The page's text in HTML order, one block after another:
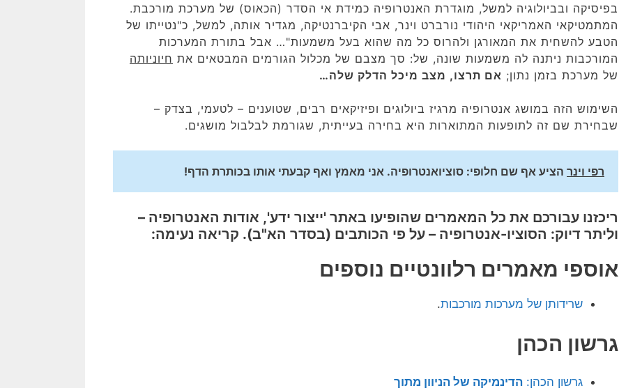
בפיסיקה ובביולוגיה למשל, מוגדרת האנטרופיה כמידת אי הסדר (הכאוס) של מערכת מורכבת.
המתמטיקאי האמריקאי היהודי נורברט וינר, אבי הקיברנטיקה, מגדיר אותה, למשל, כ"נטייתו של
הטבע להשחית את המאורגן ולהרוס כל מה שהוא בעל משמעות"… אבל בתורת המערכות
המורכבות ניתנה לה משמעות שונה, של: סך מצבם של מכלול הגורמים המבטאים את חיוניותה
של מערכת בזמן נתון; אם תרצו, מצב מיכל הדלק שלה…
השימוש הזה במושג אנטרופיה מרגיז ביולוגים ופיזיקאים רבים, שטוענים – לטעמי, בצדק –
שבחירת שם זה לתופעות המתוארות היא בחירה בעייתית, שגורמת לבלבול מושגים.
רפי וינר הציע אף שם חלופי: סוציואנטרופיה. אני מאמץ ואף קבעתי אותו בכותרת הדף!
ריכזנו עבורכם את כל המאמרים שהופיעו באתר 'ייצור ידע', אודות האנטרופיה –
וליתר דיוק: הסוציו-אנטרופיה – על פי הכותבים (בסדר הא"ב). קריאה נעימה:
אוספי מאמרים רלוונטיים נוספים
שרידותן של מערכות מורכבות.
גרשון הכהן
גרשון הכהן: הדינמיקה של הניוון מתוך